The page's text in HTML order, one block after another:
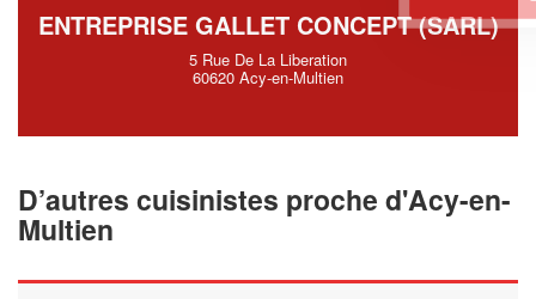
ENTREPRISE GALLET CONCEPT (SARL)
5 Rue De La Liberation
60620 Acy-en-Multien
D’autres cuisinistes proche d'Acy-en-
Multien